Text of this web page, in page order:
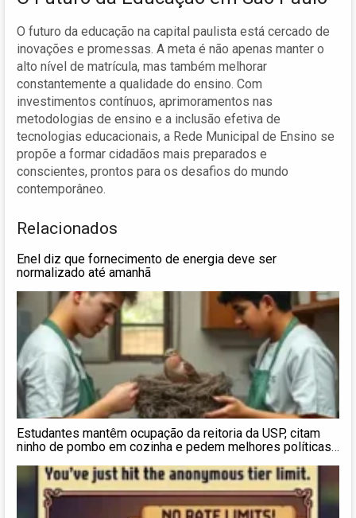
O futuro da educação na capital paulista está cercado de
inovações e promessas. A meta é não apenas manter o
alto nível de matrícula, mas também melhorar
constantemente a qualidade do ensino. Com
investimentos contínuos, aprimoramentos nas
metodologias de ensino e a inclusão efetiva de
tecnologias educacionais, a Rede Municipal de Ensino se
propõe a formar cidadãos mais preparados e
conscientes, prontos para os desafios do mundo
contemporâneo.
Relacionados
Enel diz que fornecimento de energia deve ser
normalizado até amanhã
Estudantes mantêm ocupação da reitoria da USP, citam
ninho de pombo em cozinha e pedem melhores políticas